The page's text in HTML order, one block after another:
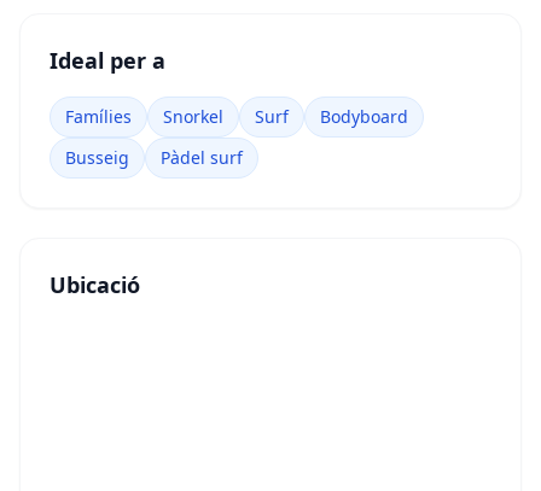
Ideal per a
Famílies Snorkel Surf
Bodyboard
Busseig
Pàdel surf
Ubicació